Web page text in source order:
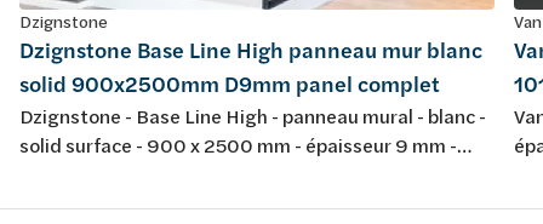
Dzignstone
Dzignstone Base Line High panneau mur blanc
solid 900x2500mm D9mm panel complet
Dzignstone - Base Line High - panneau mural - blanc -
solid surface - 900 x 2500 mm - épaisseur 9 mm -
Solid Filler et Solid Connect